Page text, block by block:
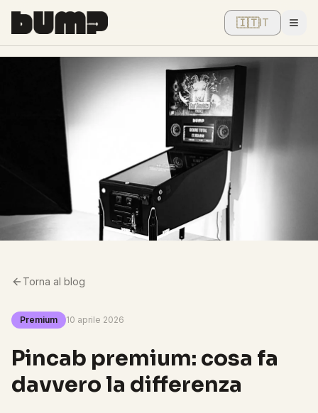
🇮🇹IT
Torna al blog
Premium 10 aprile 2026
Pincab premium: cosa fa
davvero la differenza